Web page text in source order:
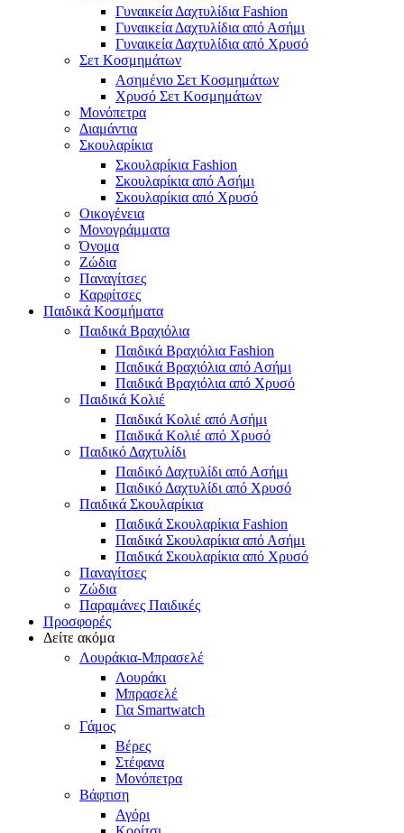
Γυναικεία Δαχτυλίδια Fashion
Γυναικεία Δαχτυλίδια από Ασήμι
Γυναικεία Δαχτυλίδια από Χρυσό
Σετ Κοσμημάτων
Ασημένιο Σετ Κοσμημάτων
Χρυσό Σετ Κοσμημάτων
Μονόπετρα
Διαμάντια
Σκουλαρίκια
Σκουλαρίκια Fashion
Σκουλαρίκια από Ασήμι
Σκουλαρίκια από Χρυσό
Οικογένεια
Μονογράμματα
Όνομα
Ζώδια
Παναγίτσες
Καρφίτσες
Παιδικά Κοσμήματα
Παιδικά Βραχιόλια
Παιδικά Βραχιόλια Fashion
Παιδικά Βραχιόλια από Ασήμι
Παιδικά Βραχιόλια από Χρυσό
Παιδικά Κολιέ
Παιδικά Κολιέ από Ασήμι
Παιδικά Κολιέ από Χρυσό
Παιδικό Δαχτυλίδι
Παιδικό Δαχτυλίδι από Ασήμι
Παιδικό Δαχτυλίδι από Χρυσό
Παιδικά Σκουλαρίκια
Παιδικά Σκουλαρίκια Fashion
Παιδικά Σκουλαρίκια από Ασήμι
Παιδικά Σκουλαρίκια από Χρυσό
Παναγίτσες
Ζώδια
Παραμάνες Παιδικές
Προσφορές
Δείτε ακόμα
Λουράκια-Μπρασελέ
Λουράκι
Μπρασελέ
Για Smartwatch
Γάμος
Βέρες
Στέφανα
Μονόπετρα
Βάφτιση
Αγόρι